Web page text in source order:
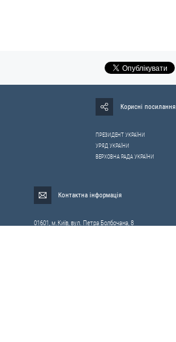
Корисні посилання
ПРЕЗИДЕНТ УКРАЇНИ
УРЯД УКРАЇНИ
ВЕРХОВНА РАДА УКРАЇНИ
Контактна інформація
01601, м.Київ, вул. Петра Болбочана, 8